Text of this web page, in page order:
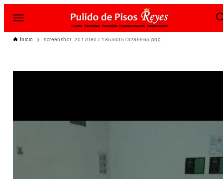
Inicio screenshot_20170807-185503573286965.png